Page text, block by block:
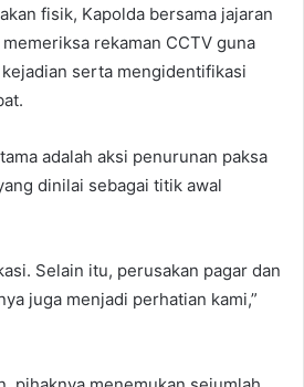
fisik, Kapolda bersama jajaran
rekaman CCTV guna
serta mengidentifikasi
adalah aksi penurunan paksa
dinilai sebagai titik awal
Selain itu, perusakan pagar dan
juga menjadi perhatian kami,”